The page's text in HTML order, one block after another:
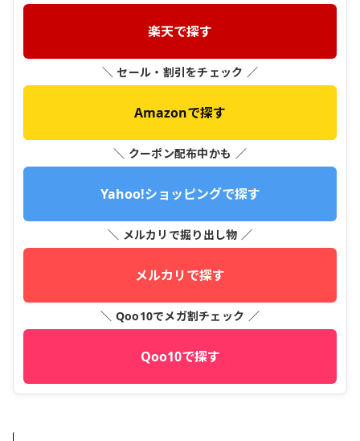
楽天で探す
＼ セール・割引をチェック ／
Amazonで探す
＼ クーポン配布中かも ／
Yahoo!ショッピングで探す
＼ メルカリで掘り出し物 ／
メルカリで探す
＼ Qoo10でメガ割チェック ／
Qoo10で探す